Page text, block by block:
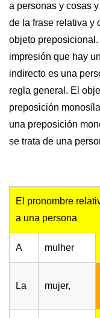
a personas y cosas
de la frase relativa y
objeto
impresión que hay
indirecto es una
regla general. El
preposición
una preposición
se trata de una
El pronombre
a una persona
A mulher
La mujer,